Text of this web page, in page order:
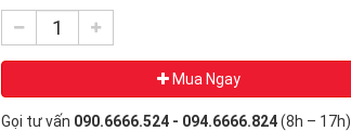
Mua Ngay
Gọi tư vấn 090.6666.524 - 094.6666.824(8h – 17h)